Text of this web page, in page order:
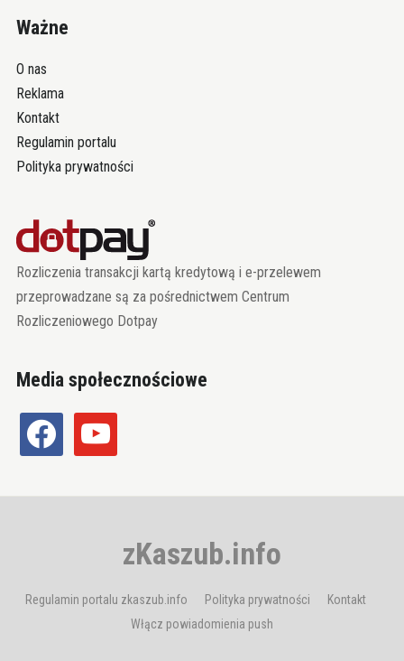
Ważne
O nas
Reklama
Kontakt
Regulamin portalu
Polityka prywatności
Rozliczenia transakcji kartą kredytową i e-przelewem
przeprowadzane są za pośrednictwem Centrum
Rozliczeniowego Dotpay
Media społecznościowe
facebook youtube
zKaszub.info
Regulamin portalu zkaszub.info Polityka prywatności
Kontakt
Włącz powiadomienia push